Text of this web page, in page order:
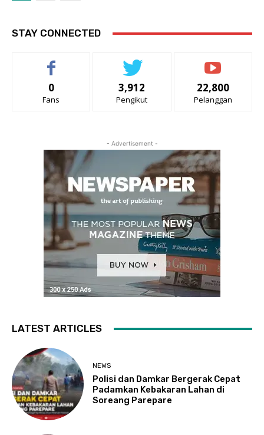
STAY CONNECTED
0
Fans
3,912
Pengikut
22,800
Pelanggan
- Advertisement -
LATEST ARTICLES
NEWS
Polisi dan Damkar Bergerak Cepat
Padamkan Kebakaran Lahan di
Soreang Parepare